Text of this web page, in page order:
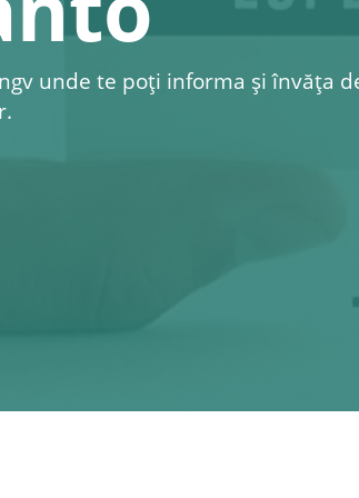
unde te poți informa și învăța